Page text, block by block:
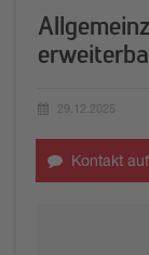
29.12.2025
Kontakt